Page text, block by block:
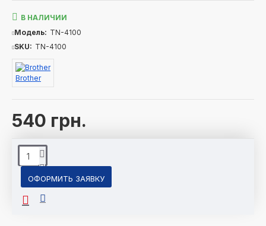
540 грн.
В НАЛИЧИИ
Модель: TN-4100
SKU: TN-4100
Brother
ОФОРМИТЬ ЗАЯВКУ